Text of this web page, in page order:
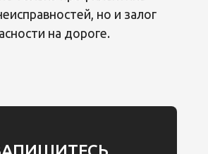
но и залог
на дороге.